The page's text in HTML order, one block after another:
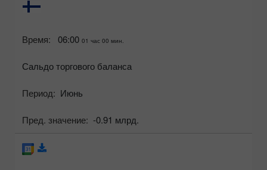
Время: 06:00 01 час 00 мин.
Сальдо торгового баланса
Период: Июнь
Пред. значение: -0.91 млрд.